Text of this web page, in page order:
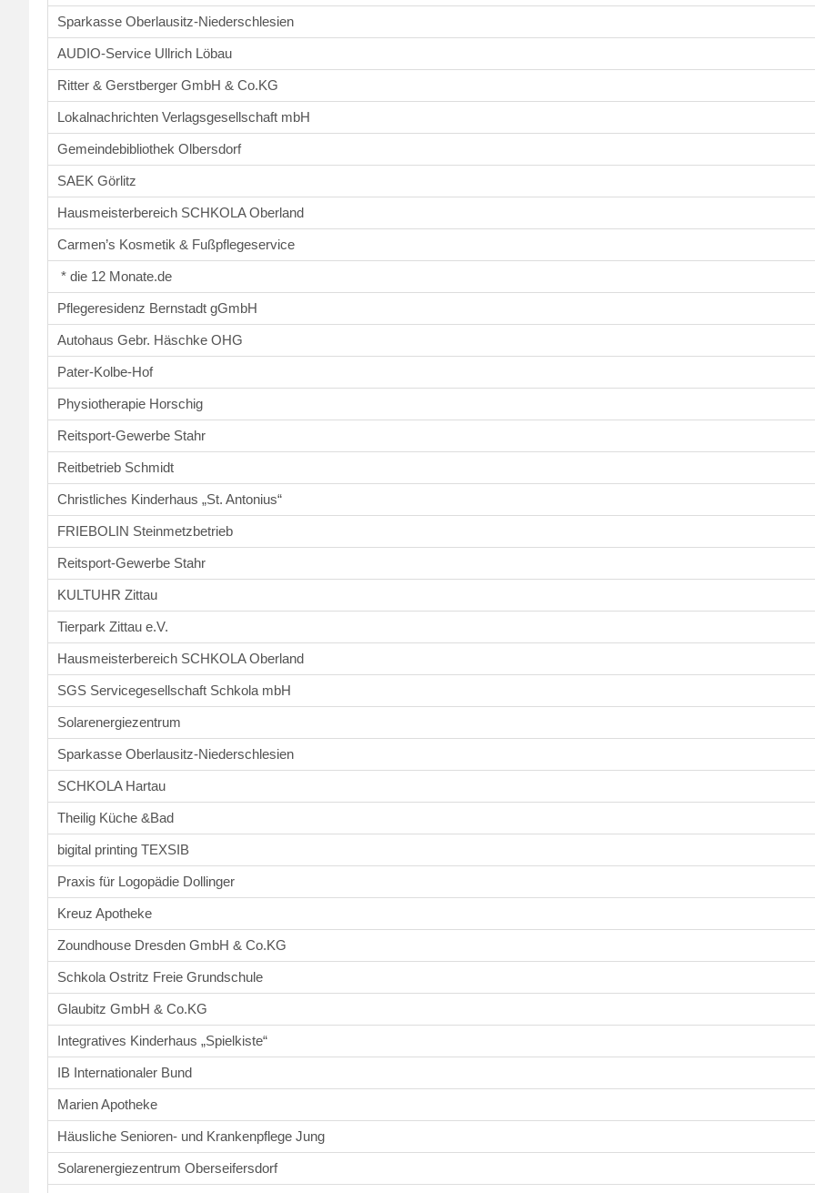
Sparkasse Oberlausitz-Niederschlesien
AUDIO-Service Ullrich Löbau
Ritter & Gerstberger GmbH & Co.KG
Lokalnachrichten Verlagsgesellschaft mbH
Gemeindebibliothek Olbersdorf
SAEK Görlitz
Hausmeisterbereich SCHKOLA Oberland
Carmen’s Kosmetik & Fußpflegeservice
* die 12 Monate.de
Pflegeresidenz Bernstadt gGmbH
Autohaus Gebr. Häschke OHG
Pater-Kolbe-Hof
Physiotherapie Horschig
Reitsport-Gewerbe Stahr
Reitbetrieb Schmidt
Christliches Kinderhaus „St. Antonius“
FRIEBOLIN Steinmetzbetrieb
Reitsport-Gewerbe Stahr
KULTUHR Zittau
Tierpark Zittau e.V.
Hausmeisterbereich SCHKOLA Oberland
SGS Servicegesellschaft Schkola mbH
Solarenergiezentrum
Sparkasse Oberlausitz-Niederschlesien
SCHKOLA Hartau
Theilig Küche &Bad
bigital printing TEXSIB
Praxis für Logopädie Dollinger
Kreuz Apotheke
Zoundhouse Dresden GmbH & Co.KG
Schkola Ostritz Freie Grundschule
Glaubitz GmbH & Co.KG
Integratives Kinderhaus „Spielkiste“
IB Internationaler Bund
Marien Apotheke
Häusliche Senioren- und Krankenpflege Jung
Solarenergiezentrum Oberseifersdorf